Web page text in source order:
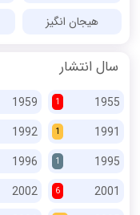
هیجان انگیز
سال انتشار
1955
1
1959
1991
1
1992
1995
1
1996
2001
6
2002